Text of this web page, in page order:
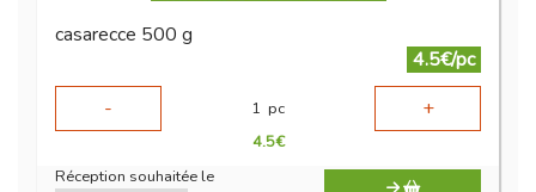
casarecce 500 g
4.5€/pc
-
1 pc +
4.5€
Réception souhaitée le